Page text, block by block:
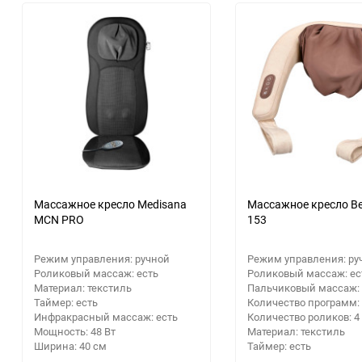
Аксессуары для крупной
бытовой и встраиваемой
Посуда, кухонная утварь
Освещение
Новый год
Дача, сад и огород
Бытовая химия
Парковочные радары
Кронштейны
Видеонаблюдение
Аккумуляторные батарейки
GPS навигаторы
Электрика и свет
Стройматериалы
Строительный
инструмент
Сварочное оборудование
Ручной инструмент
Расходные материалы
Приемники цифрового ТВ
Кабели для AV-аппаратуры
Информационные панели
Звуковые панели и колонки
для телевизора
Домашние кинотеатры
60
Массажное кресло Medisana
MCN PRO
Режим управления: ручной
Роликовый массаж: есть
Материал: текстиль
Таймер: есть
Инфракрасный массаж: есть
Мощность: 48 Вт
Ширина: 40 см
Массажное кресло
153
Режим управления:
Роликовый массаж:
Пальчиковый массаж:
Количество
Количество роликов:
Материал: текстиль
Таймер: есть